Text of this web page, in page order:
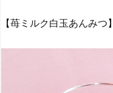
【苺ミルク白玉あんみつ】